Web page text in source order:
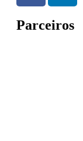
Parceiros